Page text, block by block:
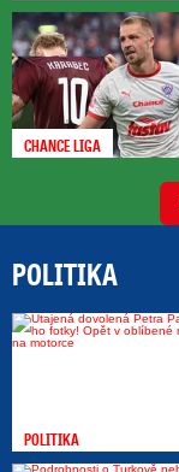
CHANCE LIGA
POLITIKA
POLITIKA